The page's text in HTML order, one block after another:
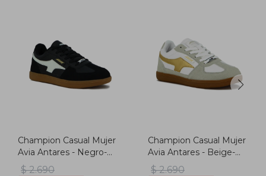
Champion Casual Mujer
Avia Antares - Negro-
blanco
$ 2.690
Champion Casual Mujer
Avia Antares - Beige-
dorado
$ 2.690